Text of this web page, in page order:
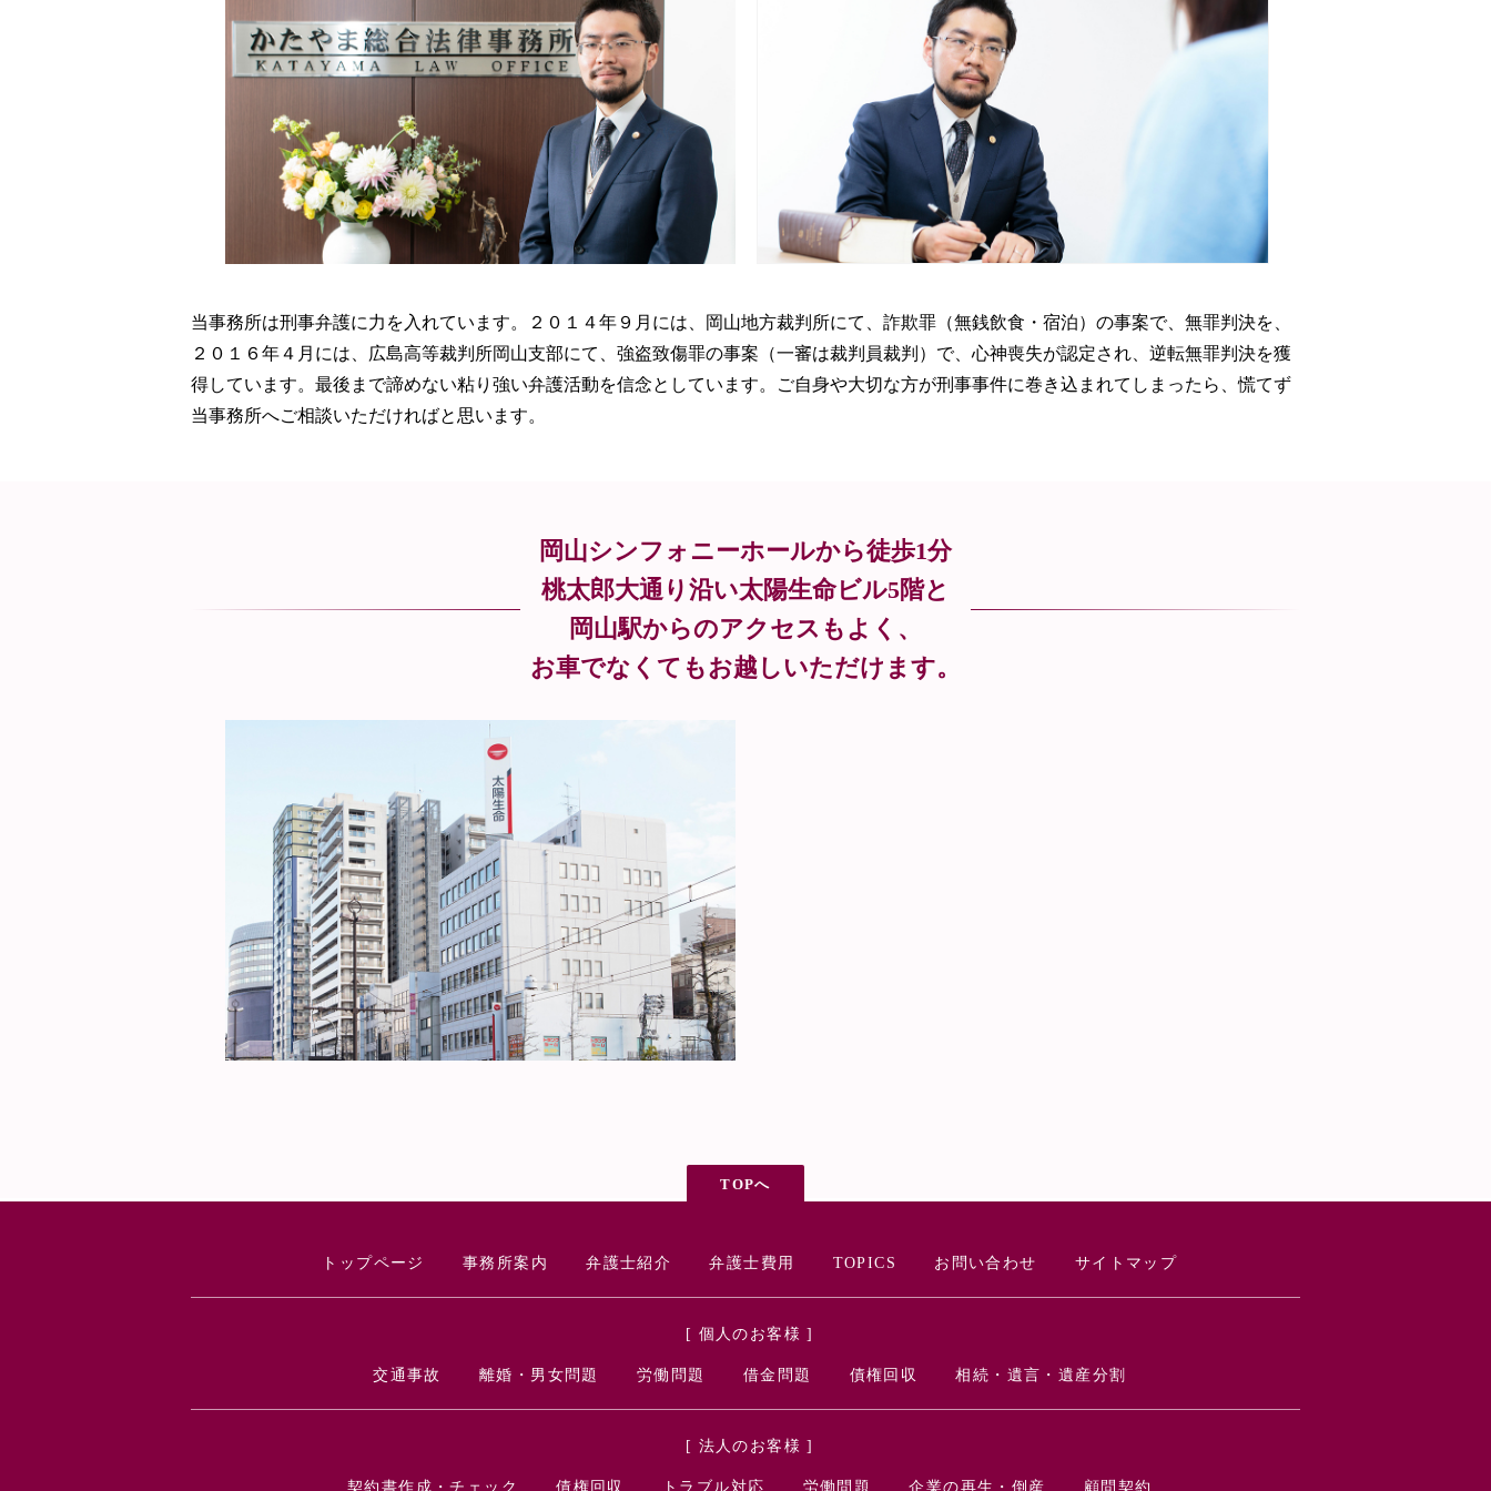
当事務所は刑事弁護に力を入れています。２０１４年９月には、岡山地方裁判所にて、詐欺罪（無銭飲食・宿泊）の事案で、無罪判決を、
２０１６年４月には、広島高等裁判所岡山支部にて、強盗致傷罪の事案（一審は裁判員裁判）で、心神喪失が認定され、逆転無罪判決を獲
得しています。最後まで諦めない粘り強い弁護活動を信念としています。ご自身や大切な方が刑事事件に巻き込まれてしまったら、慌てず
当事務所へご相談いただければと思います。
岡山シンフォニーホールから徒歩1分
桃太郎大通り沿い太陽生命ビル5階と
岡山駅からのアクセスもよく、
お車でなくてもお越しいただけます。
TOPへ
トップページ 事務所案内 弁護士紹介 弁護士費用 TOPICS お問い合わせ サイトマップ
[ 個人のお客様 ]
交通事故 離婚・男女問題 労働問題 借金問題 債権回収 相続・遺言・遺産分割
[ 法人のお客様 ]
契約書作成・チェック 債権回収 トラブル対応 労働問題 企業の再生・倒産 顧問契約